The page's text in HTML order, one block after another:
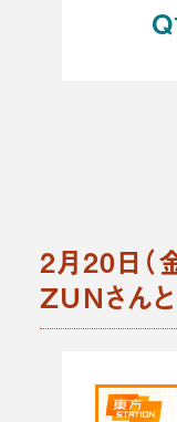
2月20日（
ZUNさんと